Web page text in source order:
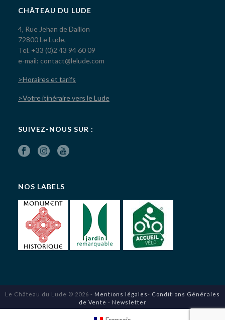
CHÂTEAU DU LUDE
4, Rue Jehan de Daillon
72800 Le Lude,
Tel. +33 (0)2 43 94 60 09
e-mail: contact@lelude.com
>Horaires et tarifs
>Votre itinéraire vers le Lude
SUIVEZ-NOUS SUR :
NOS LABELS
Le Château du Lude © 2026 - Mentions légales- Conditions Générales
de Vente - Newsletter